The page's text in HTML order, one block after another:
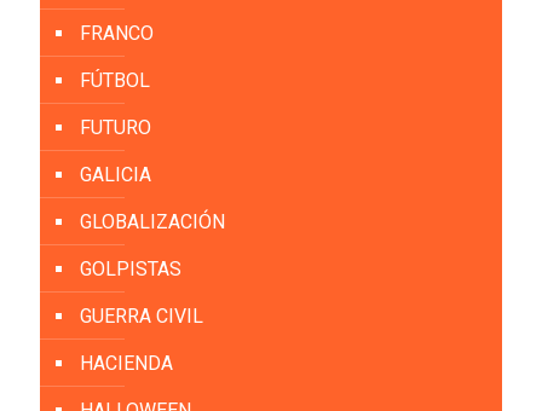
FRANCO
FÚTBOL
FUTURO
GALICIA
GLOBALIZACIÓN
GOLPISTAS
GUERRA CIVIL
HACIENDA